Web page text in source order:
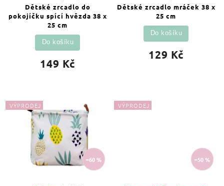
Dětské zrcadlo do
pokojíčku spící hvězda 38 x
25 cm
149 Kč
Do košíku
Dětské zrcadlo mráček 38 x
25 cm
129 Kč
Do košíku
VÝPRODEJ
–60 %
VÝPRODEJ
–50 %